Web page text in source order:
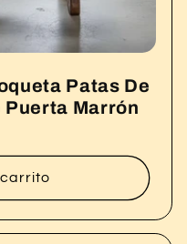
Patas De
Puerta Marrón